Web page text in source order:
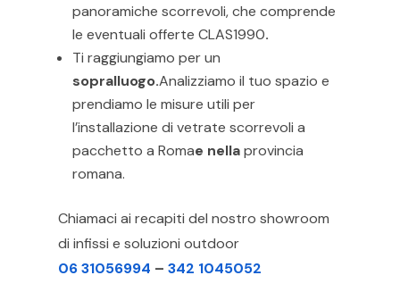
panoramiche scorrevoli, che comprende
le eventuali offerte CLAS1990.
Ti raggiungiamo per un
sopralluogo.Analizziamo il tuo spazio e
prendiamo le misure utili per
l’installazione di vetrate scorrevoli a
pacchetto a Romae nellaprovincia
romana.
Chiamaci ai recapiti del nostro showroom
di infissi e soluzioni outdoor
06 31056994 – 342 1045052